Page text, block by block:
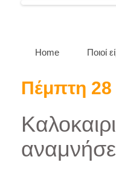
Home Ποιοί
Πέμπτη 28